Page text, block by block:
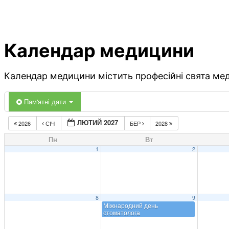
Календар медицини
Календар медицини містить професійні свята
Пам'ятні дати
2026 СІЧ ЛЮТИЙ 2027 БЕР 2028
Пн Вт
1 2
8 9
Міжнародний день
стоматолога